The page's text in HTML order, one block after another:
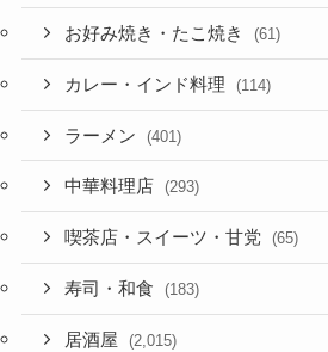
お好み焼き・たこ焼き (61)
カレー・インド料理 (114)
ラーメン (401)
中華料理店 (293)
喫茶店・スイーツ・甘党 (65)
寿司・和食 (183)
居酒屋 (2,015)